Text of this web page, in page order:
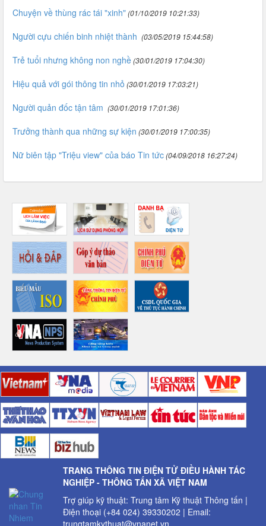
Chuyện về thùng rác tái "xinh"(01/10/2019 10:21:33)
Người cựu chiến binh nhiệt thành (03/05/2019 15:44:58)
Trẻ tuổi nhưng không non nghề(30/01/2019 17:04:30)
Hiệu quả với gói thông tin nhỏ (30/01/2019 17:03:21)
Người quản đốc tận tâm (30/01/2019 17:01:36)
Trưởng thành qua những sự kiện (30/01/2019 17:00:35)
Nữ biên tập "Triệu view" của báo Tin tức(04/09/2018 16:27:24)
TRANG THÔNG TIN ĐIỆN TỬ ĐIỀU HÀNH TÁC
NGHIỆP - THÔNG TẤN XÃ VIỆT NAM
Trợ giúp kỹ thuật: Trung tâm Kỹ thuật Thông tấn |
Điện thoại (+84 024) 39330202 | Email:
trungtamkythuat@vnanet.vn